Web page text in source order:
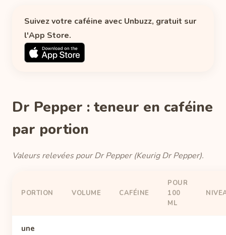
Suivez votre caféine avec Unbuzz, gratuit sur
l'App Store.
Dr Pepper : teneur en caféine
par portion
Valeurs relevées pour Dr Pepper (Keurig Dr Pepper).
PORTION VOLUME CAFÉINE
POUR
100
ML
une